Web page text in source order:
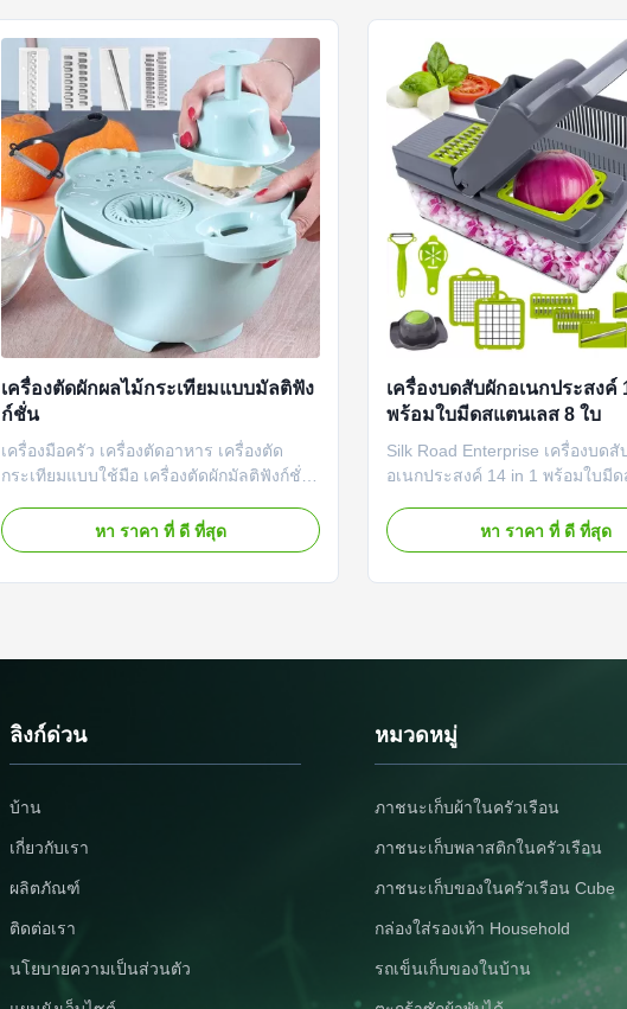
เครื่องตัดผักผลไม้กระเทียมแบบมัลติฟัง
ก์ชั่น
เครื่องมือครัว เครื่องตัดอาหาร เครื่องตัด
กระเทียมแบบใช้มือ เครื่องตัดผักมัลติฟังก์ชั่น
หลายในห้องครัวและร้านอาหารใช้งานง่าย
และทนทาน เป็นตัวเลือกที่ดีที่สุดสำหรับการ
หา ราคา ที่ ดี ที่สุด
เครื่องบดสับผักอเนกประสงค์
พร้อมใบมีดสแตนเลส 8 ใบ
Silk Road Enterprise เครื่องบดสั
อเนกประสงค์ 14 in 1 พร้อมใบมีด
อเนกประสงค์ 14 in 1: เครื่องบดผั
ใบมีด 8 แบบ ที่ปอก ที่แยกไข่ ที่กั
หา ราคา ที่ ดี ที่สุด
ลิงก์ด่วน
บ้าน
เกี่ยวกับเรา
ผลิตภัณฑ์
ติดต่อเรา
นโยบายความเป็นส่วนตัว
หมวดหมู่
ภาชนะเก็บผ้าในครัวเรือน
ภาชนะเก็บพลาสติกในครัวเรือน
ภาชนะเก็บของในครัวเรือน Cube
กล่องใส่รองเท้า Household
รถเข็นเก็บของในบ้าน